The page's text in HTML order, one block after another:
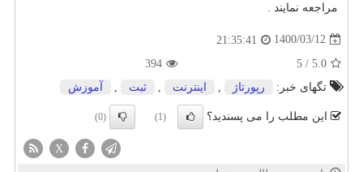
مراجعه نمایند .
1400/03/12
21:35:41
5.0
/
5
394
تگهای خبر:
رپورتاژ اینترنت ثبت آموزش
این مطلب را می پسندید؟ (1)
(0)
X